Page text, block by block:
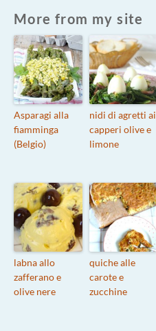
More from my site
Asparagi alla
fiamminga
(Belgio)
nidi di agretti ai
capperi olive e
limone
labna allo
zafferano e
olive nere
quiche alle
carote e
zucchine